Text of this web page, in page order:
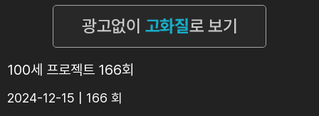
100세 프로젝트 166회
2024-12-15 | 166 회